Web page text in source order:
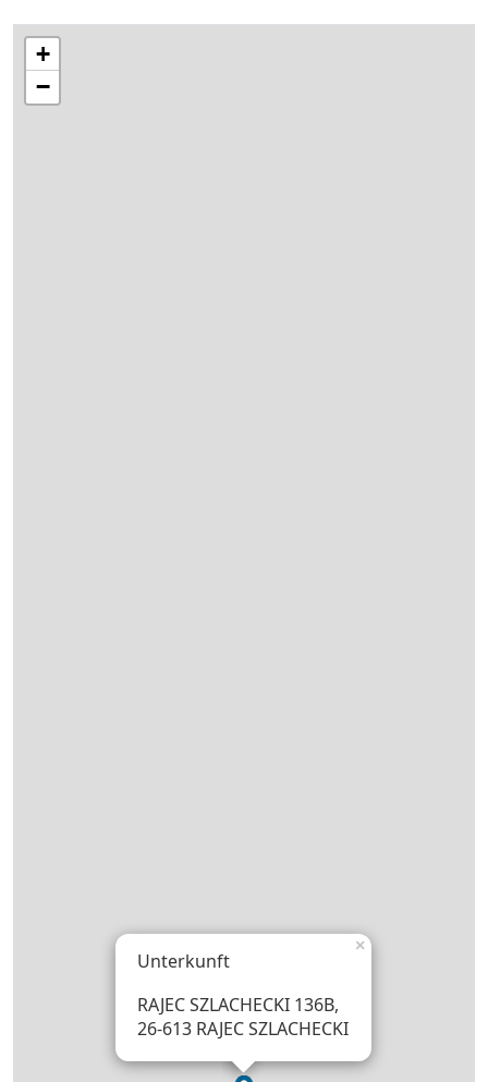
Unterkunft
RAJEC SZLACHECKI 136B,
26-613 RAJEC SZLACHECKI
×
+
−